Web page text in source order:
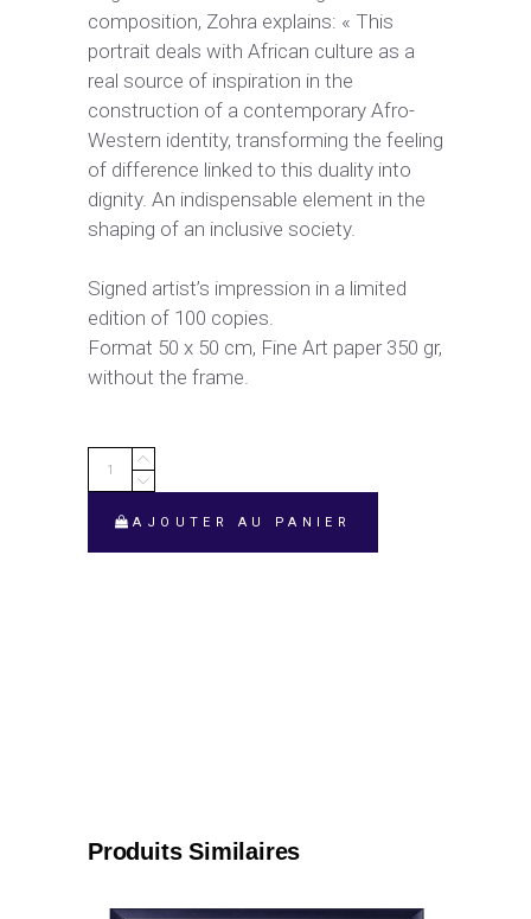
composition, Zohra explains: « This
portrait deals with African culture as a
real source of inspiration in the
construction of a contemporary Afro-
Western identity, transforming the feeling
of difference linked to this duality into
dignity. An indispensable element in the
shaping of an inclusive society.
Signed artist’s impression in a limited
edition of 100 copies.
Format 50 x 50 cm, Fine Art paper 350 gr,
without the frame.
MOUSSA
quantity
AJOUTER AU PANIER
Produits Similaires